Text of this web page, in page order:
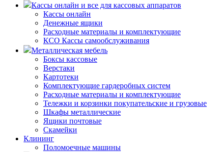
Кассы онлайн и все для кассовых аппаратов
Кассы онлайн
Денежные ящики
Расходные материалы и комплектующие
КСО Кассы самообслуживания
Металлическая мебель
Боксы кассовые
Верстаки
Картотеки
Комплектующие гардеробных систем
Расходные материалы и комплектующие
Тележки и корзинки покупательские и грузовые
Шкафы металлические
Ящики почтовые
Скамейки
Клининг
Поломоечные машины